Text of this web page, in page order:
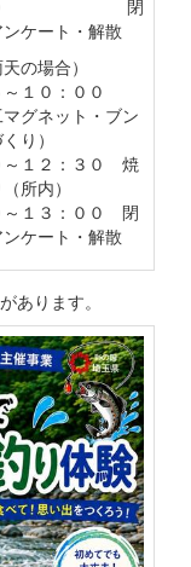
３０ 閉
ケート・解散
の場合）
１０：００
グネット・ブン
り）
～１２：３０ 焼
所内）
～１３：００ 閉
ケート・解散
あります。